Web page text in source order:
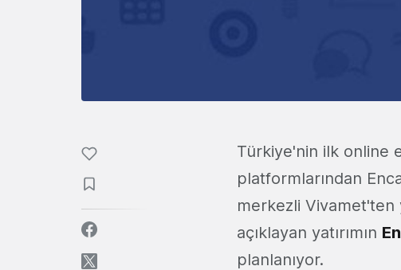
Türkiye'nin ilk online
platformlarından
merkezli Vivamet'ten
açıklayan yatırımın
planlanıyor.